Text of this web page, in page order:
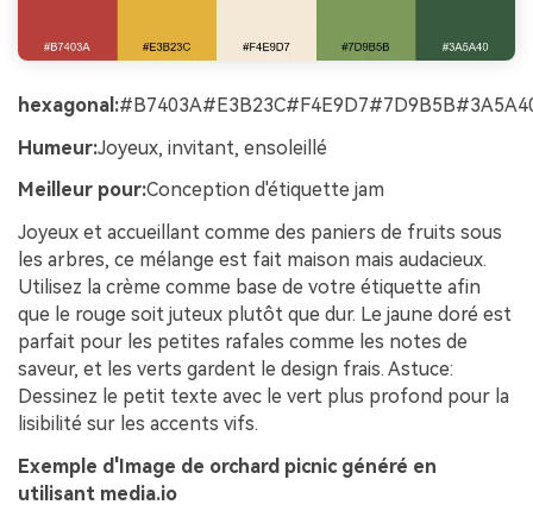
hexagonal:
Humeur:Joyeux, invitant, ensoleillé
Meilleur pour:Conception d'étiquette jam
Joyeux et accueillant comme des paniers de fruits sous
les arbres, ce mélange est fait maison mais audacieux.
Utilisez la crème comme base de votre étiquette afin
que le rouge soit juteux plutôt que dur. Le jaune doré est
parfait pour les petites rafales comme les notes de
saveur, et les verts gardent le design frais. Astuce:
Dessinez le petit texte avec le vert plus profond pour la
lisibilité sur les accents vifs.
Exemple d'Image de orchard picnic généré en
utilisant media.io